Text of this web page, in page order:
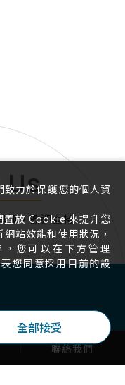
有限公司 All Rights
趣，歡迎直接
聯絡我們
力於保護您的個人資
置放 Cookie 來提升您
站效能和使用狀況，
您可以在下方管理
您同意採用目前的設
全部接受